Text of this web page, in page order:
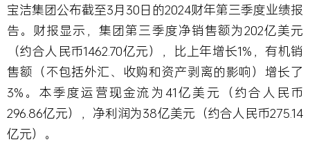
宝洁集团公布截至3月30日的2024财年第三季度业绩报
告。财报显示，集团第三季度净销售额为202亿美元
（约合人民币1462.70亿元），比上年增长1%，有机销
售额（不包括外汇、收购和资产剥离的影响）增长了
3%。本季度运营现金流为41亿美元（约合人民币
296.86亿元），净利润为38亿美元（约合人民币275.14
亿元）。